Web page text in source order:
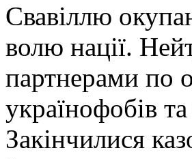
Свавіллю
волю нації.
партнерами по
українофобів
Закінчилися